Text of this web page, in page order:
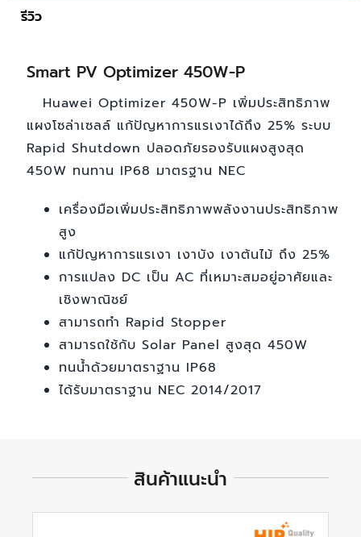
รีวิว
Smart PV Optimizer 450W-P
Huawei Optimizer 450W-P เพิ่มประสิทธิภาพ
แผงโซล่าเซลล์ แก้ปัญหาการแรเงาได้ถึง 25% ระบบ
Rapid Shutdown ปลอดภัยรองรับแผงสูงสุด
450W ทนทาน IP68 มาตรฐาน NEC
เครื่องมือเพิ่มประสิทธิภาพพลังงานประสิทธิภาพ
สูง
แก้ปัญหาการแรเงา เงาบัง เงาต้นไม้ ถึง 25%
การแปลง DC เป็น AC ที่เหมาะสมอยู่อาศัยและ
เชิงพาณิชย์
สามารถทำ Rapid Stopper
สามารถใช้กับ Solar Panel สูงสุด 450W
ทนน้ำด้วยมาตราฐาน IP68
ได้รับมาตราฐาน NEC 2014/2017
สินค้าแนะนำ